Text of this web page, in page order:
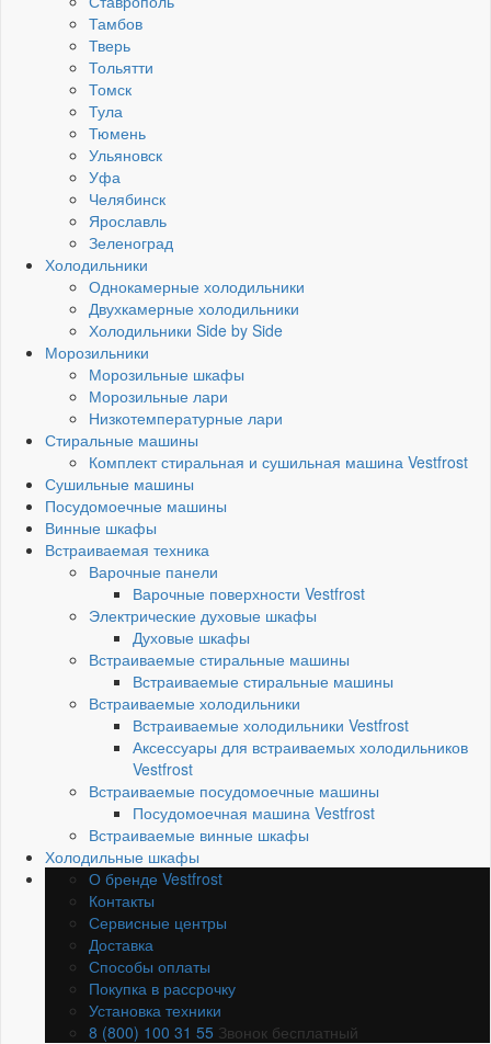
Тамбов
Тверь
Тольятти
Томск
Тула
Тюмень
Ульяновск
Уфа
Челябинск
Ярославль
Зеленоград
Холодильники
Однокамерные холодильники
Двухкамерные холодильники
Холодильники Side by Side
Морозильники
Морозильные шкафы
Морозильные лари
Низкотемпературные лари
Стиральные машины
Комплект стиральная и сушильная машина Vestfrost
Сушильные машины
Посудомоечные машины
Винные шкафы
Встраиваемая техника
Варочные панели
Варочные поверхности Vestfrost
Электрические духовые шкафы
Духовые шкафы
Встраиваемые стиральные машины
Встраиваемые стиральные машины
Встраиваемые холодильники
Встраиваемые холодильники Vestfrost
Аксессуары для встраиваемых холодильников
Vestfrost
Встраиваемые посудомоечные машины
Посудомоечная машина Vestfrost
Встраиваемые винные шкафы
Холодильные шкафы
О бренде Vestfrost
Контакты
Сервисные центры
Доставка
Способы оплаты
Покупка в рассрочку
Установка техники
8 (800) 100 31 55 Звонок бесплатный